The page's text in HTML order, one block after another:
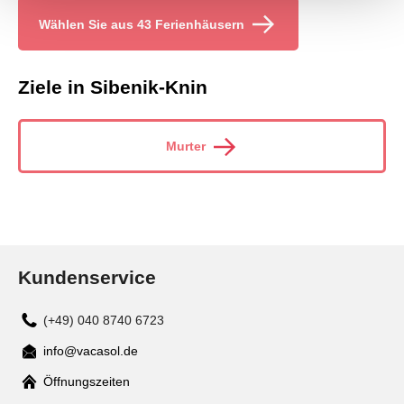
Wählen Sie aus 43 Ferienhäusern
Ziele in Sibenik-Knin
Murter
Kundenservice
(+49) 040 8740 6723
Mail
info@vacasol.de
Öffnungszeiten